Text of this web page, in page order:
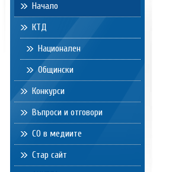
Начало
КТД
Национален
Общински
Конкурси
Въпроси и отговори
СО в медиите
Стар сайт